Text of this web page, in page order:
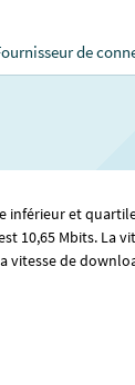
de
et
10,65 Mbits. La
vitesse de